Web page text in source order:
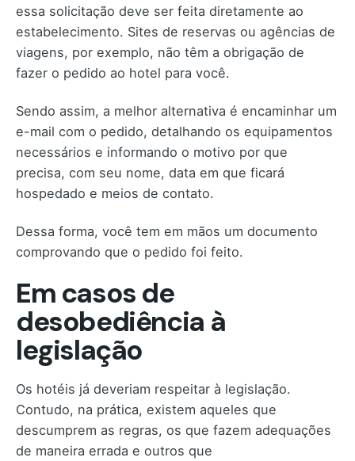
essa solicitação deve ser feita diretamente ao
estabelecimento. Sites de reservas ou agências de
viagens, por exemplo, não têm a obrigação de
fazer o pedido ao hotel para você.
Sendo assim, a melhor alternativa é encaminhar um
e-mail com o pedido, detalhando os equipamentos
necessários e informando o motivo por que
precisa, com seu nome, data em que ficará
hospedado e meios de contato.
Dessa forma, você tem em mãos um documento
comprovando que o pedido foi feito.
Em casos de
desobediência à
legislação
Os hotéis já deveriam respeitar à legislação.
Contudo, na prática, existem aqueles que
descumprem as regras, os que fazem adequações
de maneira errada e outros que